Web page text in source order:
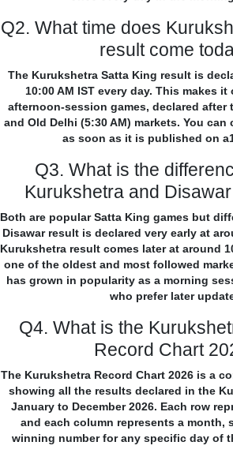
Q2. What time does
result come
The Kurukshetra Satta King result is
10:00 AM IST every day. This makes
afternoon-session games, declared after
and Old Delhi (5:30 AM) markets. You
as soon as it is published on
Q3. What is the
Kurukshetra and
Both are popular Satta King games but
Disawar result is declared very early at
Kurukshetra result comes later at around
one of the oldest and most followed
has grown in popularity as a morning
who prefer later
Q4. What is the
Record Chart
The Kurukshetra Record Chart 2026 is a
showing all the results declared in the
January to December 2026. Each row
and each column represents a month,
winning number for any specific day of